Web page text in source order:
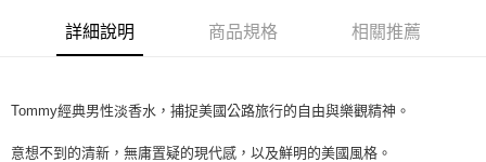
每筆NT$80，滿NT$1,000(含以上)免運費
詳細說明 商品規格 相關推薦
Tommy經典男性淡香水，捕捉美國公路旅行的自由與樂觀精神。
意想不到的清新，無庸置疑的現代感，以及鮮明的美國風格。